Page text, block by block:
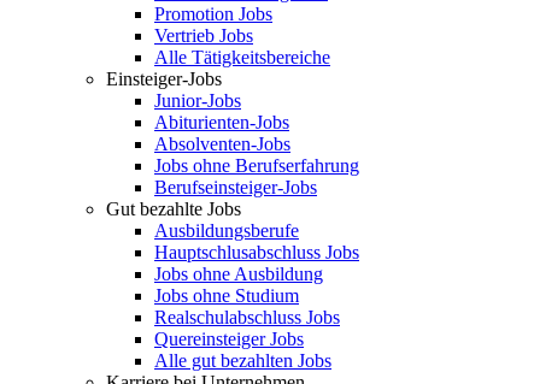
Promotion Jobs
Vertrieb Jobs
Alle Tätigkeitsbereiche
Einsteiger-Jobs
Junior-Jobs
Abiturienten-Jobs
Absolventen-Jobs
Jobs ohne Berufserfahrung
Berufseinsteiger-Jobs
Gut bezahlte Jobs
Ausbildungsberufe
Hauptschlusabschluss Jobs
Jobs ohne Ausbildung
Jobs ohne Studium
Realschulabschluss Jobs
Quereinsteiger Jobs
Alle gut bezahlten Jobs